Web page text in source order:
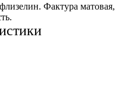
Фактура матовая,